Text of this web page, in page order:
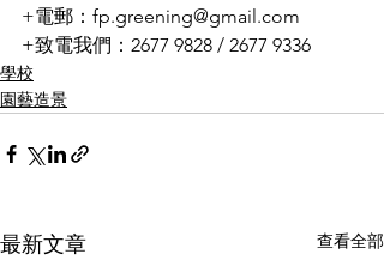
+電郵：fp.greening@gmail.com
+致電我們：2677 9828 / 2677 9336
學校
園藝造景
最新文章 查看全部